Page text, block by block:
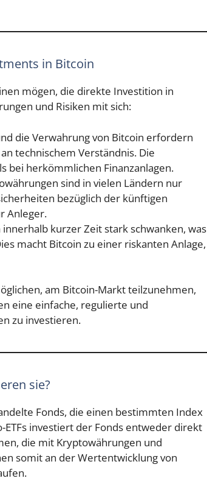
in Bitcoin
mögen, die direkte Investition in
und Risiken mit sich:
die Verwahrung von Bitcoin erfordern
technischem Verständnis. Die
bei herkömmlichen Finanzanlagen.
sind in vielen Ländern nur
bezüglich der künftigen
Anleger.
innerhalb kurzer Zeit stark schwanken, was
macht Bitcoin zu einer riskanten Anlage,
am Bitcoin-Markt teilzunehmen,
eine einfache, regulierte und
zu investieren.
sie?
Fonds, die einen bestimmten Index
investiert der Fonds entweder direkt
die mit Kryptowährungen und
somit an der Wertentwicklung von